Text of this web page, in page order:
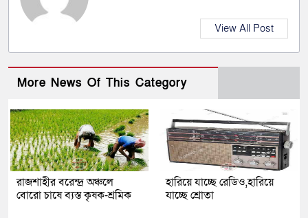
View All Post
More News Of This Category
রাজশাহীর বরেন্দ্র অঞ্চলে
বোরো চাষে ব্যস্ত কৃষক-শ্রমিক
হারিয়ে যাচ্ছে রেডিও,হারিয়ে
যাচ্ছে শ্রোতা